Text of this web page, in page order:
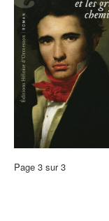
Page 3 sur 3